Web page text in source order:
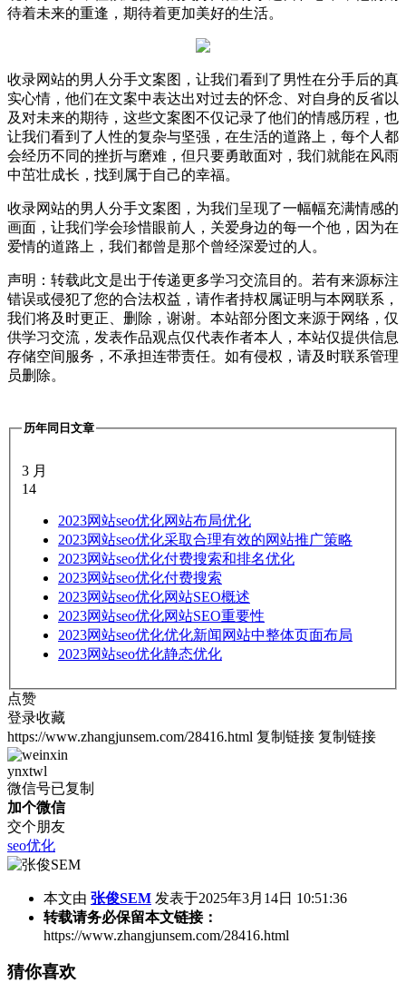
待着未来的重逢，期待着更加美好的生活。
收录网站的男人分手文案图，让我们看到了男性在分手后的真
实心情，他们在文案中表达出对过去的怀念、对自身的反省以
及对未来的期待，这些文案图不仅记录了他们的情感历程，也
让我们看到了人性的复杂与坚强，在生活的道路上，每个人都
会经历不同的挫折与磨难，但只要勇敢面对，我们就能在风雨
中茁壮成长，找到属于自己的幸福。
收录网站的男人分手文案图，为我们呈现了一幅幅充满情感的
画面，让我们学会珍惜眼前人，关爱身边的每一个他，因为在
爱情的道路上，我们都曾是那个曾经深爱过的人。
声明：转载此文是出于传递更多学习交流目的。若有来源标注
错误或侵犯了您的合法权益，请作者持权属证明与本网联系，
我们将及时更正、删除，谢谢。本站部分图文来源于网络，仅
供学习交流，发表作品观点仅代表作者本人，本站仅提供信息
存储空间服务，不承担连带责任。如有侵权，请及时联系管理
员删除。
历年同日文章
3 月
14
2023网站seo优化网站布局优化
2023网站seo优化采取合理有效的网站推广策略
2023网站seo优化付费搜索和排名优化
2023网站seo优化付费搜索
2023网站seo优化网站SEO概述
2023网站seo优化网站SEO重要性
2023网站seo优化优化新闻网站中整体页面布局
2023网站seo优化静态优化
点赞
登录收藏
https://www.zhangjunsem.com/28416.html 复制链接 复制链接
ynxtwl
微信号已复制
加个微信
交个朋友
seo优化
本文由 张俊SEM 发表于2025年3月14日 10:51:36
转载请务必保留本文链接：
https://www.zhangjunsem.com/28416.html
猜你喜欢